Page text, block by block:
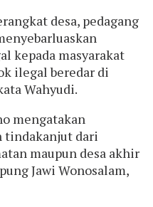
desa, pedagang
kepada masyarakat
ilegal beredar di
Wahyudi.
mengatakan
tindakanjut dari
maupun desa akhir
Jawi Wonosalam,